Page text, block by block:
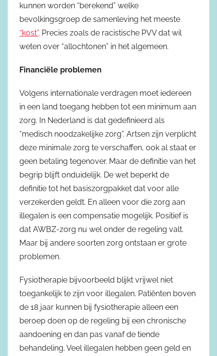
kunnen worden “berekend” welke
bevolkingsgroep de samenleving het meeste
“kost”. Precies zoals de racistische PVV dat wil
weten over “allochtonen” in het algemeen.
Financiële problemen
Volgens internationale verdragen moet iedereen
in een land toegang hebben tot een minimum aan
zorg. In Nederland is dat gedefinieerd als
“medisch noodzakelijke zorg”. Artsen zijn verplicht
deze minimale zorg te verschaffen, ook al staat er
geen betaling tegenover. Maar de definitie van het
begrip blijft onduidelijk. De wet beperkt de
definitie tot het basiszorgpakket dat voor alle
verzekerden geldt. En alleen voor die zorg aan
illegalen is een compensatie mogelijk. Positief is
dat AWBZ-zorg nu wel onder de regeling valt.
Maar bij andere soorten zorg ontstaan er grote
problemen.
Fysiotherapie bijvoorbeeld blijkt vrijwel niet
toegankelijk te zijn voor illegalen. Patiënten boven
de 18 jaar kunnen bij fysiotherapie alleen een
beroep doen op de regeling bij een chronische
aandoening en dan pas vanaf de tiende
behandeling. Veel illegalen hebben geen geld en